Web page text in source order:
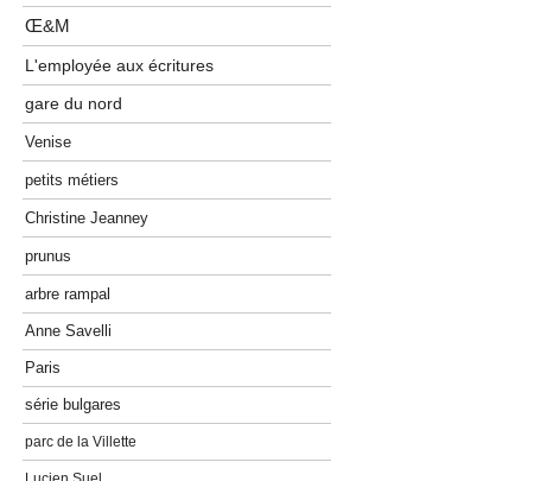
Œ&M
L'employée aux écritures
gare du nord
Venise
petits métiers
Christine Jeanney
prunus
arbre rampal
Anne Savelli
Paris
série bulgares
parc de la Villette